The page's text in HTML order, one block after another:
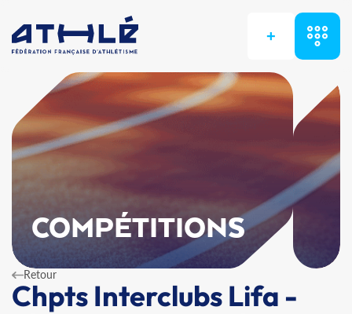
+
COMPÉTITIONS
Retour
Chpts Interclubs Lifa -